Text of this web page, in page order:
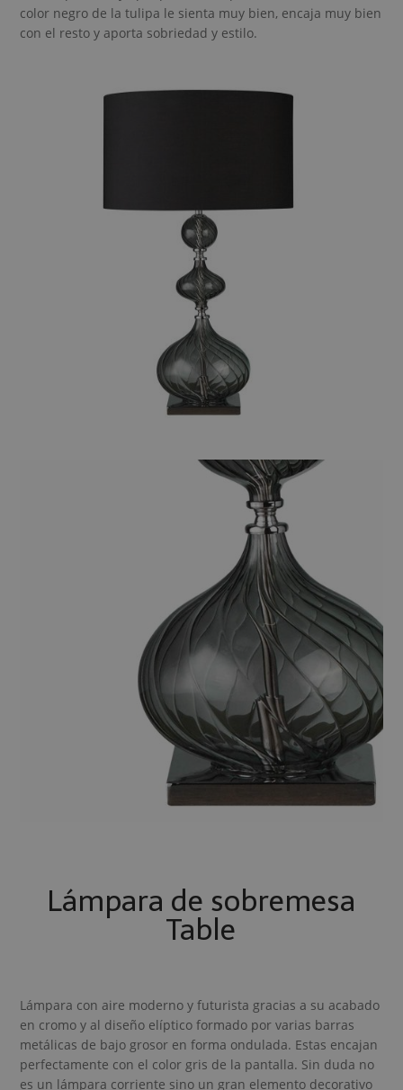
color negro de la tulipa le sienta muy bien, encaja muy bien
con el resto y aporta sobriedad y estilo.
Lámpara de sobremesa
Table
Lámpara con aire moderno y futurista gracias a su acabado
en cromo y al diseño elíptico formado por varias barras
metálicas de bajo grosor en forma ondulada. Estas encajan
perfectamente con el color gris de la pantalla. Sin duda no
es un lámpara corriente sino un gran elemento decorativo